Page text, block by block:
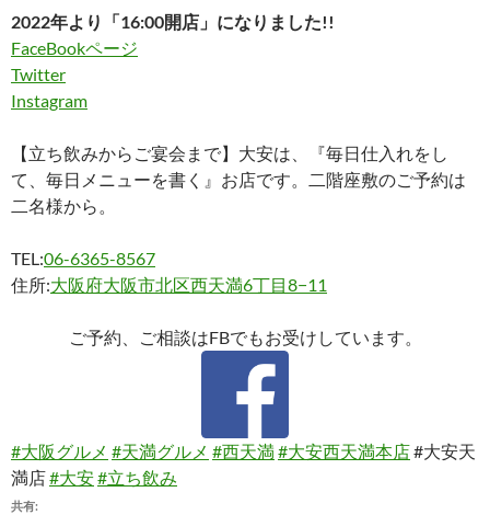
2022年より「16:00開店」になりました!!
FaceBookページ
Twitter
Instagram
【立ち飲みからご宴会まで】大安は、『毎日仕入れをし
て、毎日メニューを書く』お店です。二階座敷のご予約は
二名様から。
TEL:06-6365-8567
住所:大阪府大阪市北区西天満6丁目8−11
ご予約、ご相談はFBでもお受けしています。
#大阪グルメ #天満グルメ #西天満#大安西天満本店#大安天
満店#大安#立ち飲み
共有: